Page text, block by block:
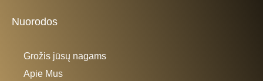
Nuorodos
Grožis jūsų nagams
Apie Mus